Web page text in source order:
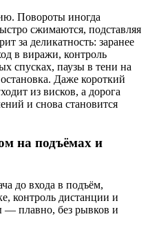
Повороты иногда
сжимаются, подставляя
за деликатность: заранее
в виражи, контроль
спусках, паузы в тени на
Даже короткий
из висков, а дорога
и снова становится
на подъёмах и
до входа в подъём,
контроль дистанции и
— плавно, без рывков и